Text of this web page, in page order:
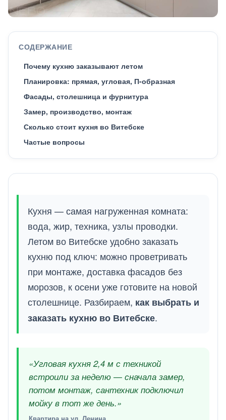
СОДЕРЖАНИЕ
Почему кухню заказывают летом
Планировка: прямая, угловая, П-образная
Фасады, столешница и фурнитура
Замер, производство, монтаж
Сколько стоит кухня во Витебске
Частые вопросы
Кухня — самая нагруженная комната:
вода, жир, техника, узлы проводки.
Летом во Витебске удобно заказать
кухню под ключ: можно проветривать
при монтаже, доставка фасадов без
морозов, к осени уже готовите на новой
столешнице. Разбираем, как выбрать и
заказать кухню во Витебске.
«Угловая кухня 2,4 м с техникой
встроили за неделю — сначала замер,
потом монтаж, сантехник подключил
мойку в тот же день.»